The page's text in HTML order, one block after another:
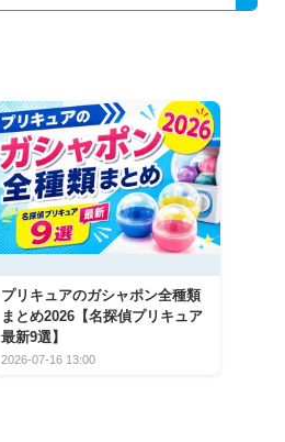
プリキュアのガシャポン全種類
まとめ2026【名探偵プリキュア
最新9選】
2026-07-16 13:00